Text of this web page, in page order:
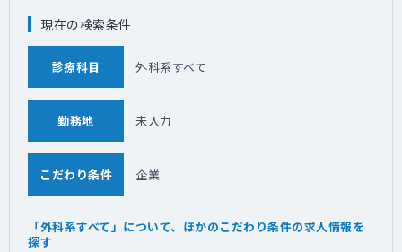
・要望に応じて，研究結果やデータスライド
会合に参加し，科学的なコンテンツのトレー
・MR の知識レベルを向上するため，研修部
6 行動規範・法令の順守
現在の検索条件
診療科目 外科系すべて
勤務地 未入力
こだわり条件 企業
「外科系すべて」について、ほかのこだわり条件の求人情報を
探す